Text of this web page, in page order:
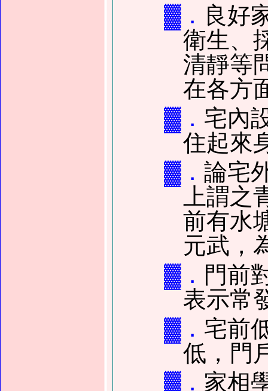
▓． 良好
衛生、
清靜等
在各方
▓． 宅內
住起來
▓． 論宅
上謂
前有水
元武，
▓． 門前
表示常
▓． 宅前
低，門
▓． 家相